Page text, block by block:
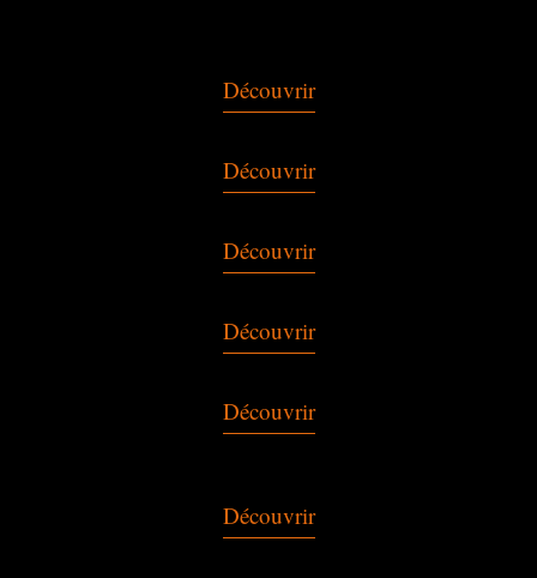
Découvrir
Découvrir
Découvrir
Découvrir
Découvrir
Découvrir